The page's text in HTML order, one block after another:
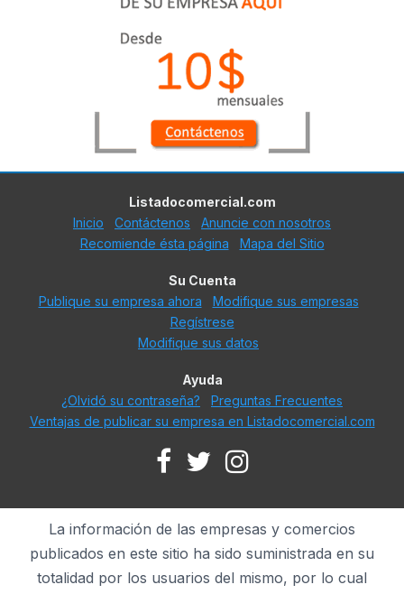
Listadocomercial.com
Inicio
Contáctenos
Anuncie con nosotros
Recomiende ésta página
Mapa del Sitio
Su Cuenta
Publique su empresa ahora
Modifique sus empresas
Regístrese
Modifique sus datos
Ayuda
¿Olvidó su contraseña?
Preguntas Frecuentes
Ventajas de publicar su empresa en Listadocomercial.com
La información de las empresas y comercios
publicados en este sitio ha sido suministrada en su
totalidad por los usuarios del mismo, por lo cual